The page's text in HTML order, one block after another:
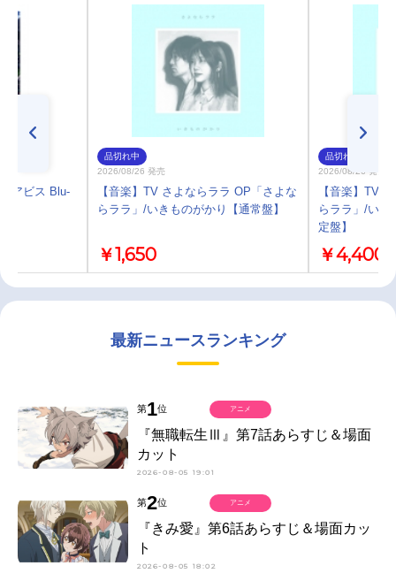
アビス Blu-
品切れ中
2026/08/26 発売
【音楽】TV さよならララ OP「さよな
らララ」/いきものがかり【通常盤】
￥1,650
品切れ中
2026/08/26 発売
【音楽】TV
らララ」/いき
定盤】
￥4,400
最新ニュースランキング
第1位
『無職転生Ⅲ』第7話あらすじ＆場面
カット
2026-08-05 19:01
アニメ
第2位
『きみ愛』第6話あらすじ＆場面カッ
ト
2026-08-05 18:02
アニメ